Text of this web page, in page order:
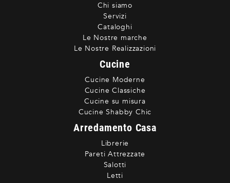
Chi siamo
Servizi
Cataloghi
Le Nostre marche
Le Nostre Realizzazioni
Cucine
Cucine Moderne
Cucine Classiche
Cucine su misura
Cucine Shabby Chic
Arredamento Casa
Librerie
Pareti Attrezzate
Salotti
Letti